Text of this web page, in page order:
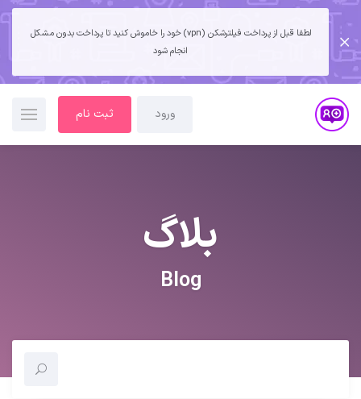
لطفا قبل از پرداخت فیلترشکن (vpn) خود را خاموش کنید تا پرداخت بدون مشکل
انجام شود
ورود ثبت نام
بلاگ
Blog